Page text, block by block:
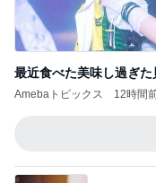
最近食べた美味し過ぎた
Amebaトピックス 12時間